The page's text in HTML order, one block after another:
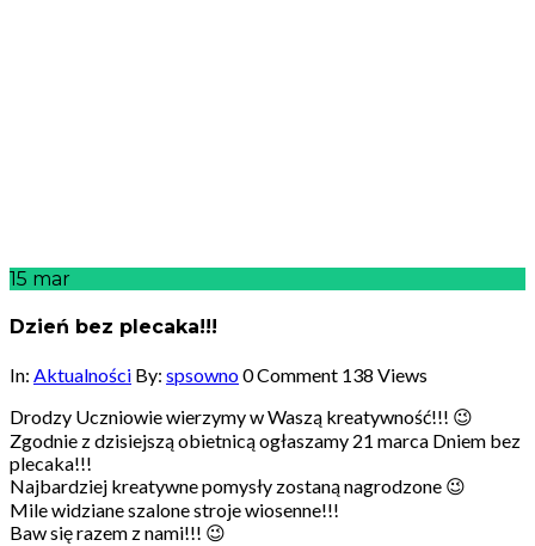
15 mar
Dzień bez plecaka!!!
In: Aktualności By: spsowno0 Comment 138 Views
Drodzy Uczniowie wierzymy w Waszą kreatywność!!! 😉
Zgodnie z dzisiejszą obietnicą ogłaszamy 21 marca Dniem bez
plecaka!!!
Najbardziej kreatywne pomysły zostaną nagrodzone 😉
Mile widziane szalone stroje wiosenne!!!
Baw się razem z nami!!! 😉